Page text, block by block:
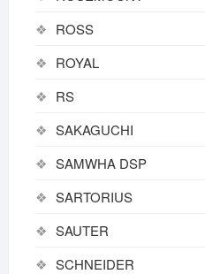
ROSS
ROYAL
RS
SAKAGUCHI
SAMWHA DSP
SARTORIUS
SAUTER
SCHNEIDER